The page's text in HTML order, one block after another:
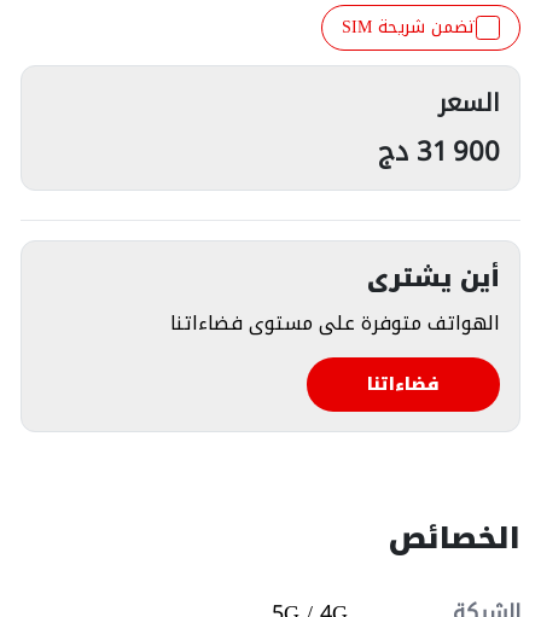
تضمن شريحة SIM
السعر
31 900دج
أين يشترى
الهواتف متوفرة على مستوى فضاءاتنا
فضاءاتنا
الخصائص